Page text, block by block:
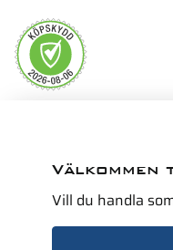
Vill du handla